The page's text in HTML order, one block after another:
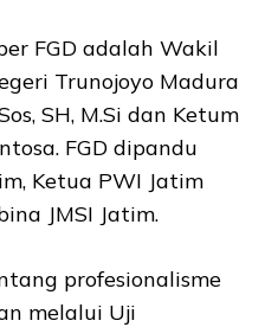
FGD adalah Wakil
Trunojoyo Madura
SH, M.Si dan Ketum
FGD dipandu
Ketua PWI Jatim
JMSI Jatim.
profesionalisme
melalui Uji